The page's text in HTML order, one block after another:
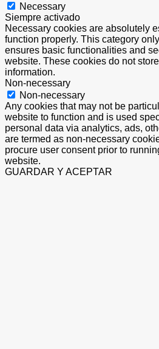
Necessary
Siempre activado
Necessary cookies are absolutely
function properly. This category
ensures basic functionalities and
website. These cookies do not
information.
Non-necessary
Non-necessary
Any cookies that may not be
website to function and is used
personal data via analytics, ads,
are termed as non-necessary
procure user consent prior to
website.
GUARDAR Y ACEPTAR